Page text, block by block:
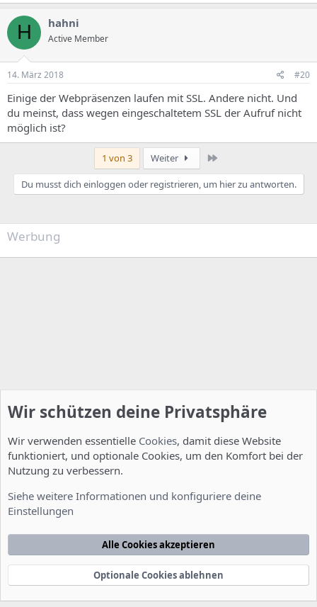
H hahni
Active Member
14. März 2018 #20
Einige der Webpräsenzen laufen mit SSL. Andere nicht. Und
du meinst, dass wegen eingeschaltetem SSL der Aufruf nicht
möglich ist?
1 von 3 Weiter
Du musst dich einloggen oder registrieren, um hier zu antworten.
Werbung
Nutzungsbedingungen Datenschutzerklärung
Startseite
e
Community platform by XenForo® © 2010-2022 XenForo Ltd.
xenDach©2010-2014
Wir schützen deine Privatsphäre
Wir verwenden essentielle Cookies, damit diese Website
funktioniert, und optionale Cookies, um den Komfort bei der
Nutzung zu verbessern.
Siehe weitere Informationen und konfiguriere deine
Einstellungen
Alle Cookies akzeptieren
Optionale Cookies ablehnen